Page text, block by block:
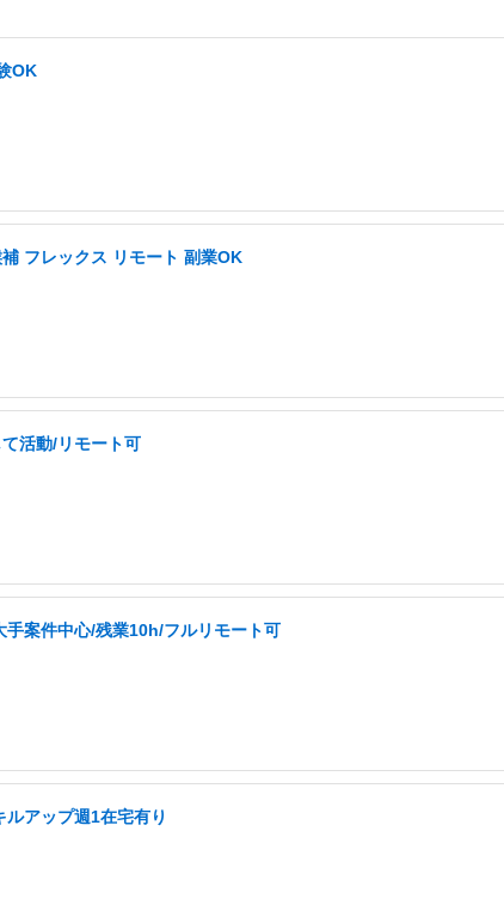
OK
フレックス リモート 副業OK
活動/リモート可
案件中心/残業10h/フルリモート可
アップ週1在宅有り